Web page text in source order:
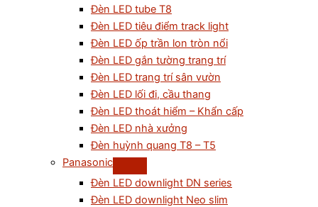
Đèn LED tube T8
Đèn LED tiêu điểm track light
Đèn LED ốp trần lon tròn nổi
Đèn LED gắn tường trang trí
Đèn LED trang trí sân vườn
Đèn LED lối đi, cầu thang
Đèn LED thoát hiểm – Khẩn cấp
Đèn LED nhà xưởng
Đèn huỳnh quang T8 – T5
Panasonic
Đèn LED downlight DN series
Đèn LED downlight Neo slim